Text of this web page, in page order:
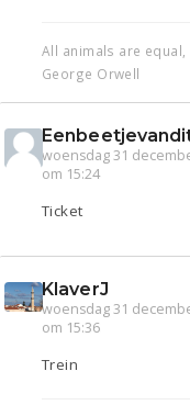
All animals are
George Orwell
woensdag 31
om 15:24
Ticket
KlaverJ
woensdag 31
om 15:36
Trein